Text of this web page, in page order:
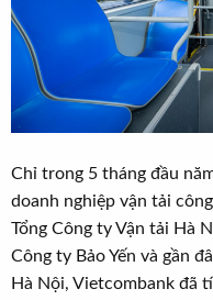
Chỉ trong 5 tháng đầu
doanh nghiệp vận tải
Tổng Công ty Vận tải Hà
Công ty Bảo Yến và gần
Hà Nội, Vietcombank đã